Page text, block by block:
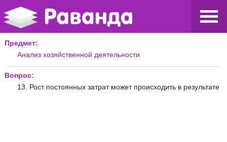
Предмет:
Анализ хозяйственной деятельности
Вопрос:
13. Рост постоянных затрат может происходить в результате